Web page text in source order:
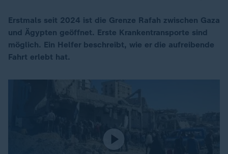
Erstmals seit 2024 ist die Grenze Rafah zwischen Gaza
und Ägypten geöffnet. Erste Krankentransporte sind
möglich. Ein Helfer beschreibt, wie er die aufreibende
Fahrt erlebt hat.